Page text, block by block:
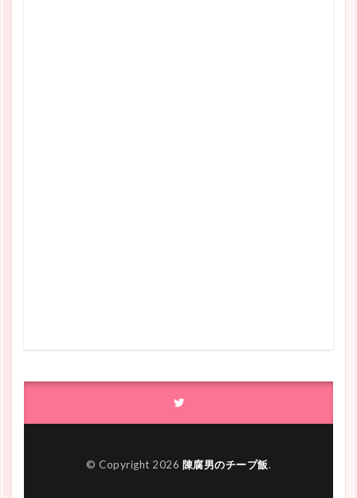
© Copyright 2026 陳腐男のチープ飯.